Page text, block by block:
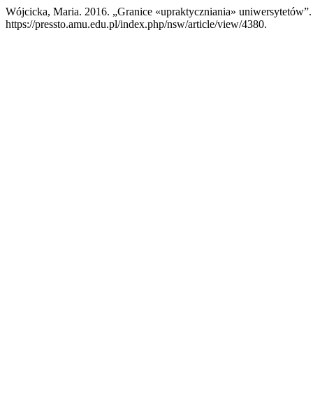
Wójcicka, Maria. 2016. „Granice «upraktyczniania»
https://pressto.amu.edu.pl/index.php/nsw/article/view/4380.